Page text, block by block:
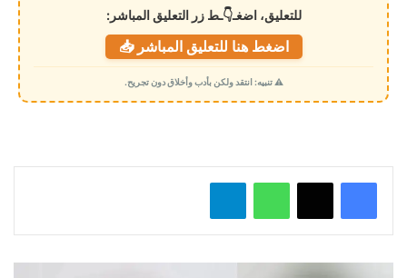
م
ي
للتعليق، اضغـ👇ـط زر التعليق المباشر:
اضغط هنا للتعليق المباشر 📥
⚠️ تنبيه: انتقد ولكن بأدب وأخلاق دون تجريح.
واتساب